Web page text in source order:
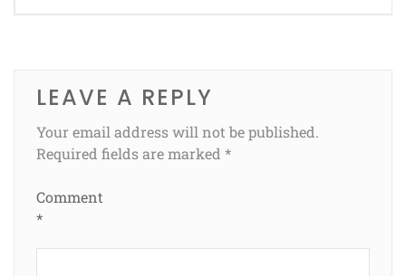
LEAVE A REPLY
Your email address will not be published.
Required fields are marked *
Comment
*